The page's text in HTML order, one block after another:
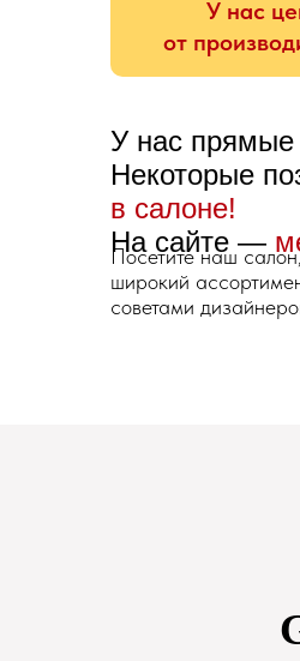
У нас
от
У нас прямые
Некоторые
в салоне!
На сайте —
Посетите наш
широкий
советами